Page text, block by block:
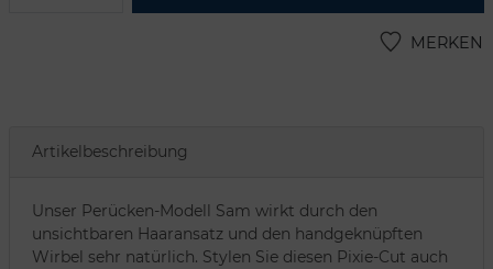
MERKEN
Artikelbeschreibung
Unser Perücken-Modell Sam wirkt durch den
unsichtbaren Haaransatz und den handgeknüpften
Wirbel sehr natürlich. Stylen Sie diesen Pixie-Cut auch